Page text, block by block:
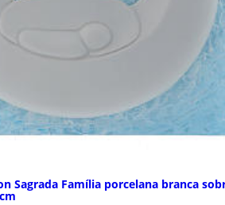
Sagrada Família porcelana branca